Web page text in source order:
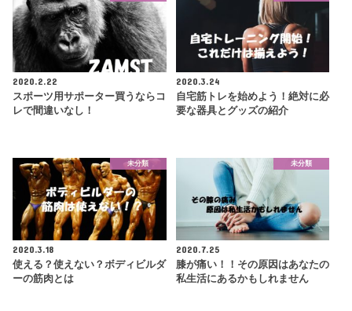
2020.2.22
スポーツ用サポーター買うならコ
レで間違いなし！
2020.3.24
自宅筋トレを始めよう！絶対に必
要な器具とグッズの紹介
未分類
2020.3.18
使える？使えない？ボディビルダ
ーの筋肉とは
未分類
2020.7.25
膝が痛い！！その原因はあなたの
私生活にあるかもしれません